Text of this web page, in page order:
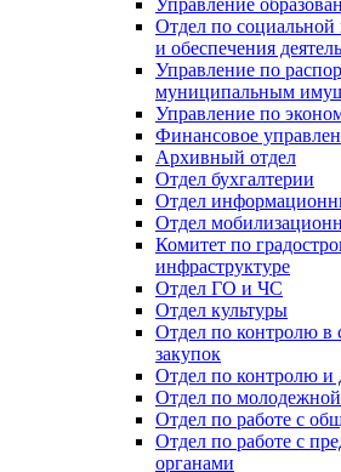
Отдел по социальной
и обеспечения
Управление по
муниципальным
Управление по
Финансовое
Архивный отдел
Отдел бухгалтерии
Отдел
Отдел
Комитет по
инфраструктуре
Отдел ГО и ЧС
Отдел культуры
Отдел по контролю в
закупок
Отдел по контролю и
Отдел по
Отдел по работе с
Отдел по работе с
органами